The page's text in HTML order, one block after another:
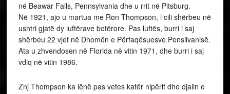
në Beawar Falls, Pennsylvania dhe u rrit në Pitsburg.
Në 1921, ajo u martua me Ron Thompson, i cili shërbeu në
ushtri gjatë dy luftërave botërore. Pas luftës, burri i saj
shërbeu 22 vjet në Dhomën e Përfaqësuesve Pensilvanisë.
Ata u zhvendosen në Florida në vitin 1971, dhe burri i saj
vdiq në vitin 1986.
Znj Thompson ka lënë pas vetes katër nipërit dhe djalin e